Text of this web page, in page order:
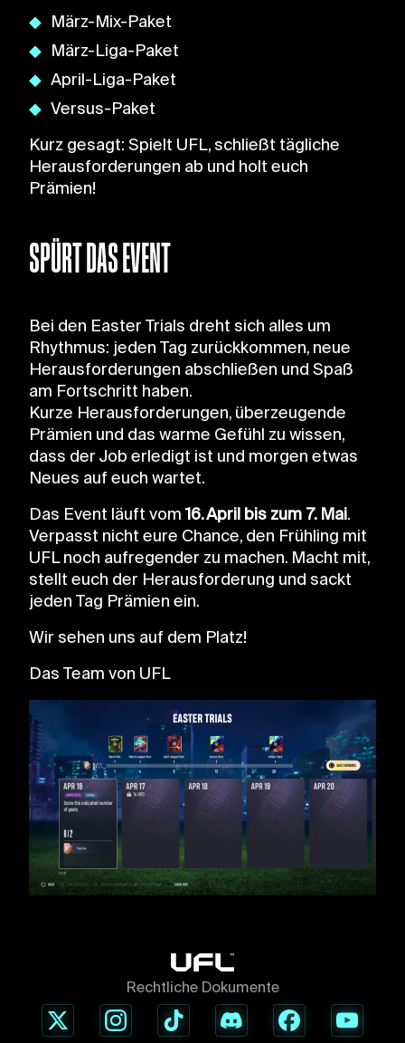
März-Mix-Paket
März-Liga-Paket
April-Liga-Paket
Versus-Paket
Kurz gesagt: Spielt UFL, schließt tägliche
Herausforderungen ab und holt euch
Prämien!
SPÜRT DAS EVENT
Bei den Easter Trials dreht sich alles um
Rhythmus: jeden Tag zurückkommen, neue
Herausforderungen abschließen und Spaß
am Fortschritt haben.
Kurze Herausforderungen, überzeugende
Prämien und das warme Gefühl zu wissen,
dass der Job erledigt ist und morgen etwas
Neues auf euch wartet.
Das Event läuft vom16. April bis zum 7. Mai.
Verpasst nicht eure Chance, den Frühling mit
UFL noch aufregender zu machen. Macht mit,
stellt euch der Herausforderung und sackt
jeden Tag Prämien ein.
Wir sehen uns auf dem Platz!
Das Team von UFL
Rechtliche Dokumente